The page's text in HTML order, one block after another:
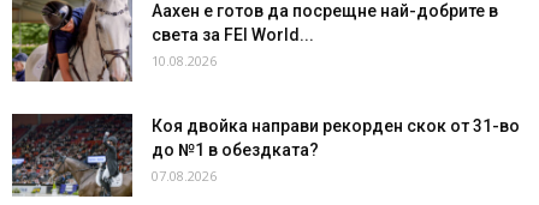
Аахен е готов да посрещне най-добрите в
света за FEI World...
10.08.2026
Коя двойка направи рекорден скок от 31-во
до №1 в обездката?
07.08.2026